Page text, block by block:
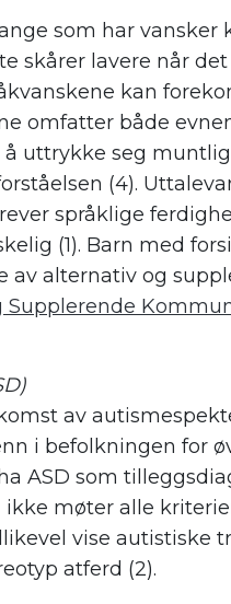
som har
skårer lavere når
kan
omfatter både
uttrykke seg
(4).
språklige
(1). Barn med
av alternativ og
Supplerende
av
i befolkningen for
ASD som
møter alle
vise autistiske
atferd (2).